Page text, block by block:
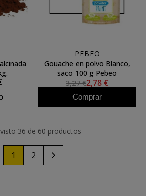
PEBEO
Gouache en polvo Blanco,
saco 100 g Pebeo
3,27 €2,78 €
Comprar
36 de 60 productos
1 2